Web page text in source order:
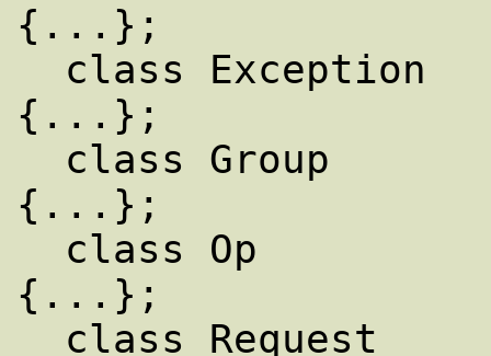
{...};
{...};
{...};
{...};